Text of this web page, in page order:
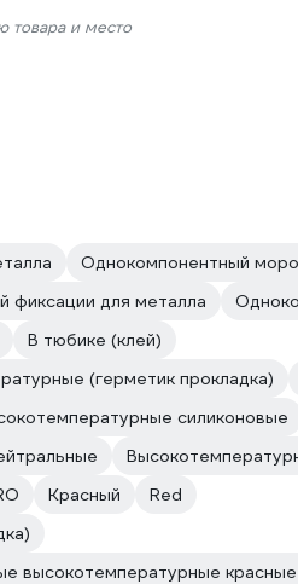
товара и место
Однокомпонентный
фиксации для металла
В тюбике (клей)
(герметик прокладка)
силиконовые
Красный
Red
высокотемпературные красные